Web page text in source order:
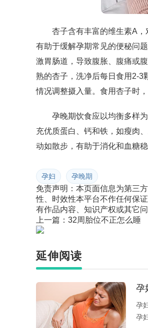
杏子含有丰富的维生素A，
有助于缓解孕期常见的便秘问
激胃肠道，导致腹胀、腹痛或
熟的杏子，洗净后每日食用2-3
情况调整摄入量。食用杏子时
孕晚期饮食应以均衡多样
充优质蛋白、钙和铁，如瘦肉
动如散步，有助于消化和血糖
孕妇 孕晚期
免责声明：本页面信息为第三
性、时效性本平台不作任何保
有作品内容、知识产权或其它
上一篇： 32周胎位不正怎么睡
延伸阅读
孕
孕
孕